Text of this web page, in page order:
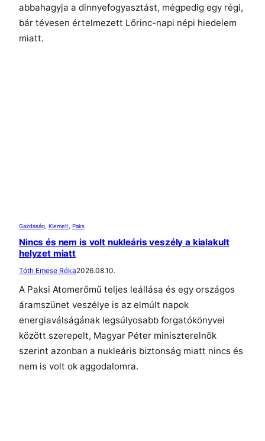
abbahagyja a dinnyefogyasztást, mégpedig egy régi,
bár tévesen értelmezett Lőrinc-napi népi hiedelem
miatt.
Gazdaság Kiemelt Paks
Nincs és nem is volt nukleáris veszély a kialakult
helyzet miatt
Tóth Emese Réka2026.08.10.
A Paksi Atomerőmű teljes leállása és egy országos
áramszünet veszélye is az elmúlt napok
energiaválságának legsúlyosabb forgatókönyvei
között szerepelt, Magyar Péter miniszterelnök
szerint azonban a nukleáris biztonság miatt nincs és
nem is volt ok aggodalomra.